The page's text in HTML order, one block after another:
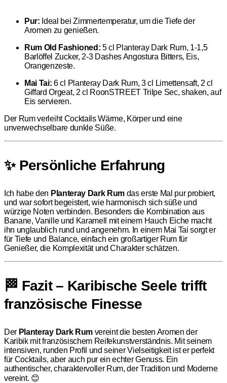
Pur: Ideal bei Zimmertemperatur, um die Tiefe der
Aromen zu genießen.
Rum Old Fashioned: 5 cl Planteray Dark Rum, 1-1,5
Barlöffel Zucker, 2-3 Dashes Angostura Bitters, Eis,
Orangenzeste.
Mai Tai: 6 cl Planteray Dark Rum, 3 cl Limettensaft, 2 cl
Giffard Orgeat, 2 cl RoonSTREET Trilpe Sec, shaken, auf
Eis servieren.
Der Rum verleiht Cocktails Wärme, Körper und eine
unverwechselbare dunkle Süße.
✨ Persönliche Erfahrung
Ich habe den Planteray Dark Rum das erste Mal pur probiert,
und war sofort begeistert, wie harmonisch sich süße und
würzige Noten verbinden. Besonders die Kombination aus
Banane, Vanille und Karamell mit einem Hauch Eiche macht
ihn unglaublich rund und angenehm. In einem Mai Tai sorgt er
für Tiefe und Balance, einfach ein großartiger Rum für
Genießer, die Komplexität und Charakter schätzen.
🏁 Fazit – Karibische Seele trifft
französische Finesse
Der Planteray Dark Rumvereint die besten Aromen der
Karibik mit französischem Reifekunstverständnis. Mit seinem
intensiven, runden Profil und seiner Vielseitigkeit ist er perfekt
für Cocktails, aber auch pur ein echter Genuss. Ein
authentischer, charaktervoller Rum, der Tradition und Moderne
vereint. 😊